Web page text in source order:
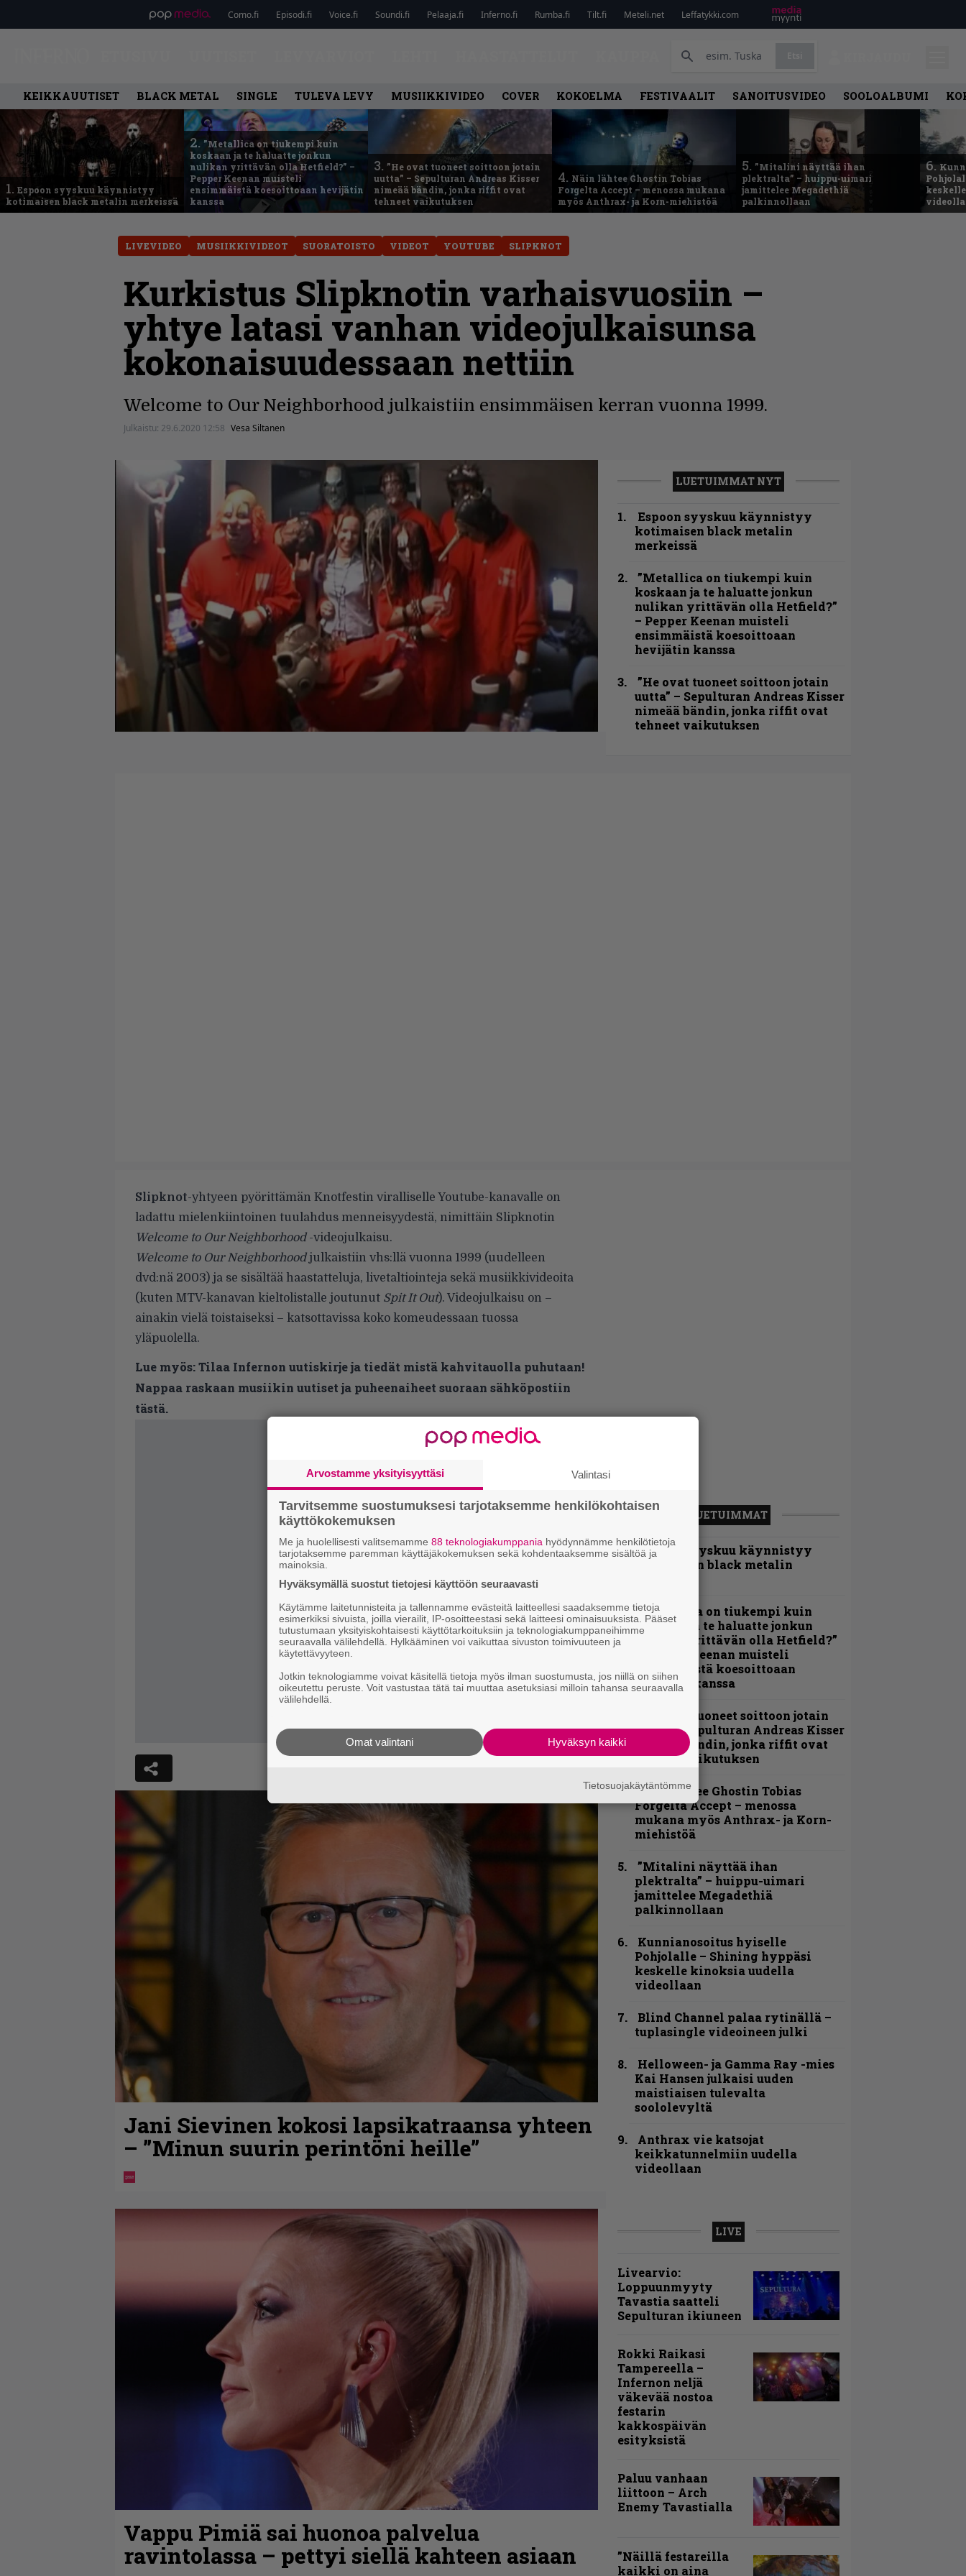
Como.fi Episodi.fi Voice.fi Soundi.fi Pelaaja.fi Inferno.fi Rumba.fi Tilt.fi Meteli.net Leffatykki.com
KEIKKAUUTISET BLACK METAL SINGLE TULEVA LEVY MUSIIKKIVIDEO COVER KOKOELMA FESTIVAALIT SANOITUSVIDEO SOOLOALBUMI
1. Espoon syyskuu käynnistyy
kotimaisen black metalin merkeissä
2. ”Metallica on tiukempi kuin
koskaan ja te haluatte jonkun
nulikan yrittävän olla Hetfield?” –
Pepper Keenan muisteli
ensimmäistä koesoittoaan hevijätin
kanssa
3. ”He ovat tuoneet soittoon jotain
uutta” – Sepulturan Andreas Kisser
nimeää bändin, jonka riffit ovat
tehneet vaikutuksen
4. Näin lähtee Ghostin Tobias
Forgelta Accept – menossa mukana
myös Anthrax- ja Korn-miehistöä
5. ”Mitalini näyttää ihan
plektralta” – huippu-uimari
jamittelee Megadethiä
palkinnollaan
6.
LIVEVIDEO MUSIIKKIVIDEOT SUORATOISTO VIDEOT YOUTUBE SLIPKNOT
Kurkistus Slipknotin varhaisvuosiin –
yhtye latasi vanhan videojulkaisunsa
kokonaisuudessaan nettiin
Welcome to Our Neighborhood julkaistiin ensimmäisen kerran vuonna 1999.
Julkaistu: 29.6.2020 12:58 Vesa Siltanen
LUETUIMMAT NYT
Espoon syyskuu käynnistyy
kotimaisen black metalin
merkeissä
”Metallica on tiukempi kuin
koskaan ja te haluatte jonkun
nulikan yrittävän olla Hetfield?”
– Pepper Keenan muisteli
ensimmäistä koesoittoaan
hevijätin kanssa
”He ovat tuoneet soittoon jotain
uutta” – Sepulturan Andreas Kisser
nimeää bändin, jonka riffit ovat
tehneet vaikutuksen
Slipknot-yhtyeen pyörittämän Knotfestin viralliselle Youtube-kanavalle on
ladattu mielenkiintoinen tuulahdus menneisyydestä, nimittäin Slipknotin
Welcome to Our Neighborhood-videojulkaisu.
Welcome to Our Neighborhoodjulkaistiin vhs:llä vuonna 1999 (uudelleen
dvd:nä 2003) ja se sisältää haastatteluja, livetaltiointeja sekä musiikkivideoita
(kuten MTV-kanavan kieltolistalle joutunut Spit It Out). Videojulkaisu on –
ainakin vielä toistaiseksi – katsottavissa koko komeudessaan tuossa
yläpuolella.
Lue myös:Tilaa Infernon uutiskirje ja tiedät mistä kahvitauolla puhutaan!
Nappaa raskaan musiikin uutiset ja puheenaiheet suoraan sähköpostiin
tästä.
Jani Sievinen kokosi lapsikatraansa yhteen
– ”Minun suurin perintöni heille”
Vappu Pimiä sai huonoa palvelua
ravintolassa – pettyi siellä kahteen asiaan
LUETUIMMAT
Espoon syyskuu käynnistyy
kotimaisen black metalin
”Metallica on tiukempi kuin
koskaan ja te haluatte jonkun
nulikan yrittävän olla Hetfield?”
– Pepper Keenan muisteli
ensimmäistä koesoittoaan
hevijätin kanssa
”He ovat tuoneet soittoon jotain
uutta” – Sepulturan Andreas Kisser
nimeää bändin, jonka riffit ovat
tehneet vaikutuksen
Näin lähtee Ghostin Tobias
Forgelta Accept – menossa
mukana myös Anthrax- ja Korn-
miehistöä
”Mitalini näyttää ihan
plektralta” – huippu-uimari
jamittelee Megadethiä
palkinnollaan
Kunnianosoitus hyiselle
Pohjolalle – Shining hyppäsi
keskelle kinoksia uudella
videollaan
Blind Channel palaa rytinällä –
tuplasingle videoineen julki
Helloween- ja Gamma Ray -mies
Kai Hansen julkaisi uuden
maistiaisen tulevalta
soololevyltä
Anthrax vie katsojat
keikkatunnelmiin uudella
videollaan
LIVE
Livearvio:
Loppuunmyyty
Tavastia saatteli
Sepulturan ikiuneen
Rokki Raikasi
Tampereella –
Infernon neljä
väkevää nostoa
festarin
kakkospäivän
esityksistä
Paluu vanhaan
liittoon – Arch
Enemy Tavastialla
”Näillä festareilla
kaikki on aina
Arvostamme yksityisyyttäsi Valintasi
Tarvitsemme suostumuksesi tarjotaksemme henkilökohtaisen
käyttökokemuksen
Me ja huolellisesti valitsemamme 88 teknologiakumppania hyödynnämme henkilötietoja
tarjotaksemme paremman käyttäjäkokemuksen sekä kohdentaaksemme sisältöä ja
mainoksia.
Hyväksymällä suostut tietojesi käyttöön seuraavasti
Käytämme laitetunnisteita ja tallennamme evästeitä laitteellesi saadaksemme tietoja
esimerkiksi sivuista, joilla vierailit, IP-osoitteestasi sekä laitteesi ominaisuuksista. Pääset
tutustumaan yksityiskohtaisesti käyttötarkoituksiin ja teknologiakumppaneihimme
seuraavalla välilehdellä. Hylkääminen voi vaikuttaa sivuston toimivuuteen ja
käytettävyyteen.
Jotkin teknologiamme voivat käsitellä tietoja myös ilman suostumusta, jos niillä on siihen
oikeutettu peruste. Voit vastustaa tätä tai muuttaa asetuksiasi milloin tahansa seuraavalla
välilehdellä.
Hyväksyn kaikki
Omat valintani
Tietosuojakäytäntömme